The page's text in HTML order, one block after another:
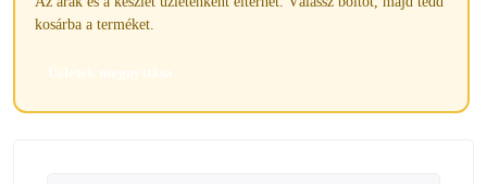
kosárba a terméket.
Üzletek megnyitása